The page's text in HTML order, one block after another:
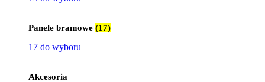
Panele bramowe (17)
17 do wyboru
Akcesoria